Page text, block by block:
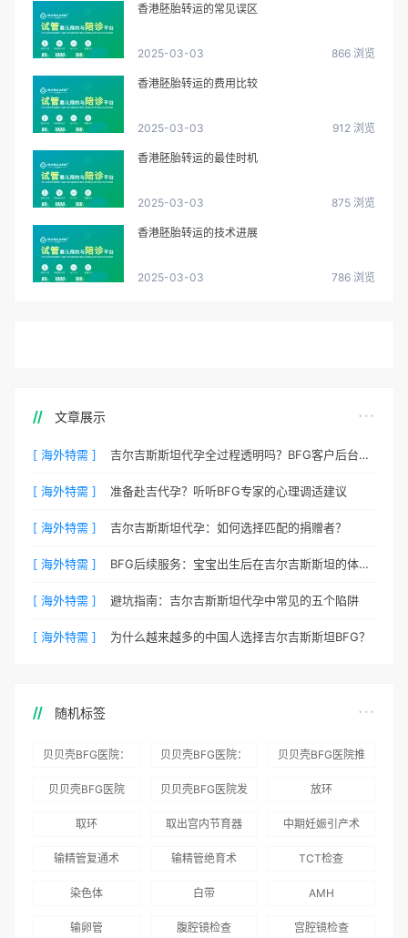
香港胚胎转运的常见误区
2025-03-03 866 浏览
香港胚胎转运的费用比较
2025-03-03 912 浏览
香港胚胎转运的最佳时机
2025-03-03 875 浏览
香港胚胎转运的技术进展
2025-03-03 786 浏览
文章展示
[ 海外特需 ] 吉尔吉斯斯坦代孕全过程透明吗？BFG客户后台详解
[ 海外特需 ] 准备赴吉代孕？听听BFG专家的心理调适建议
[ 海外特需 ] 吉尔吉斯斯坦代孕：如何选择匹配的捐赠者？
[ 海外特需 ] BFG后续服务：宝宝出生后在吉尔吉斯斯坦的体检与回国
[ 海外特需 ] 避坑指南：吉尔吉斯斯坦代孕中常见的五个陷阱
[ 海外特需 ] 为什么越来越多的中国人选择吉尔吉斯斯坦BFG？
随机标签
贝贝壳BFG医院：
务
贝贝壳BFG医院：
术”和“法律支持”
贝贝壳BFG医院推
贝贝壳BFG医院
贝贝壳BFG医院发
国版）》
放环
取环 取出宫内节育器 中期妊娠引产术
输精管复通术 输精管绝育术 TCT检查
染色体 白带 AMH
输卵管 腹腔镜检查 宫腔镜检查